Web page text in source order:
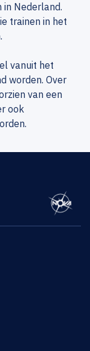
Nederland.
trainen in het
vanuit het
worden. Over
van een
ook